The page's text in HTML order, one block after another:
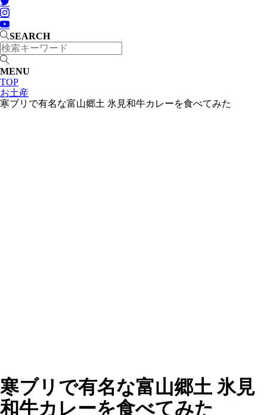
SEARCH
MENU
TOP
お土産
寒ブリで有名な富山郷土 氷見和牛カレーを食べてみた
寒ブリで有名な富山郷土 氷見
和牛カレーを食べてみた